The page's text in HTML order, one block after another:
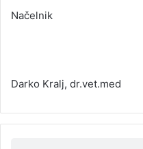
Načelnik
Darko Kralj, dr.vet.med